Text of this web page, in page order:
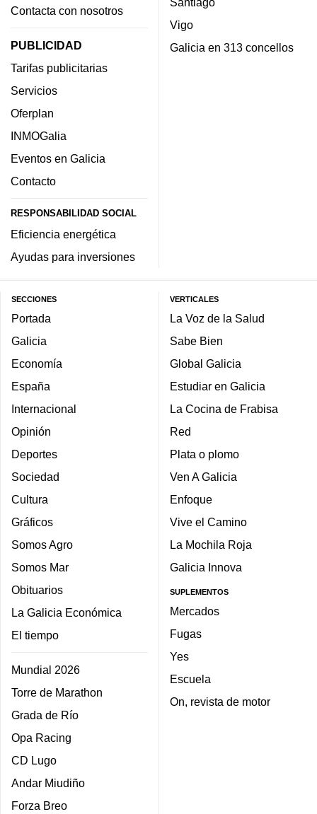
Contacta con nosotros
PUBLICIDAD
Tarifas publicitarias
Servicios
Oferplan
INMOGalia
Eventos en Galicia
Contacto
RESPONSABILIDAD SOCIAL
Eficiencia energética
Ayudas para inversiones
Vigo
Galicia en 313 concellos
SECCIONES
Portada
Galicia
Economía
España
Internacional
Opinión
Deportes
Sociedad
Cultura
Gráficos
Somos Agro
Somos Mar
Obituarios
La Galicia Económica
El tiempo
Mundial 2026
Torre de Marathon
Grada de Río
Opa Racing
CD Lugo
Andar Miudiño
Forza Breo
VERTICALES
La Voz de la Salud
Sabe Bien
Global Galicia
Estudiar en Galicia
La Cocina de Frabisa
Red
Plata o plomo
Ven A Galicia
Enfoque
Vive el Camino
La Mochila Roja
Galicia Innova
SUPLEMENTOS
Mercados
Fugas
Yes
Escuela
On, revista de motor